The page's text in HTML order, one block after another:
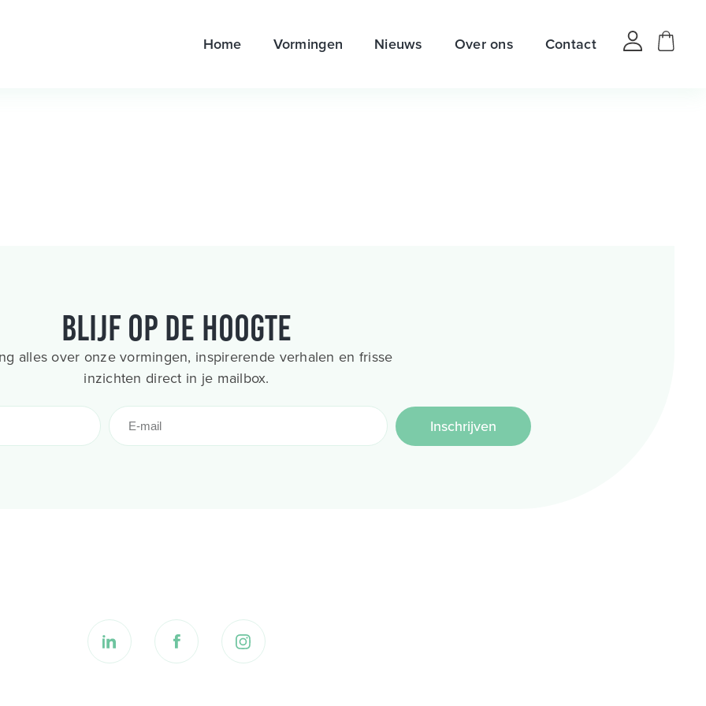
Home Vormingen Nieuws Over ons Contact
Blijf op de hoogte
alles over onze vormingen, inspirerende verhalen en frisse
inzichten direct in je mailbox.
Inschrijven